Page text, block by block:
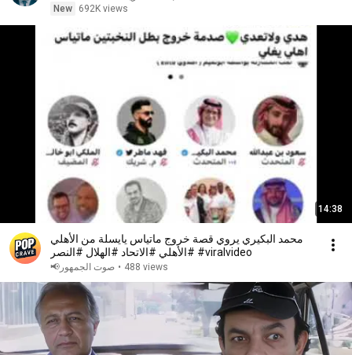
New
692K views
14:38
محمد البكيري يروي قصة خروج ماتياس يايسلة من الأهلي
#الأهلي #الاتحاد #الهلال #النصر #viralvideo
صوت الجمهور📢 • 488 views